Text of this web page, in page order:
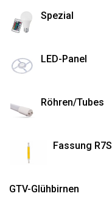
Spezial
LED-Panel
Röhren/Tubes
Fassung R7S
GTV-Glühbirnen